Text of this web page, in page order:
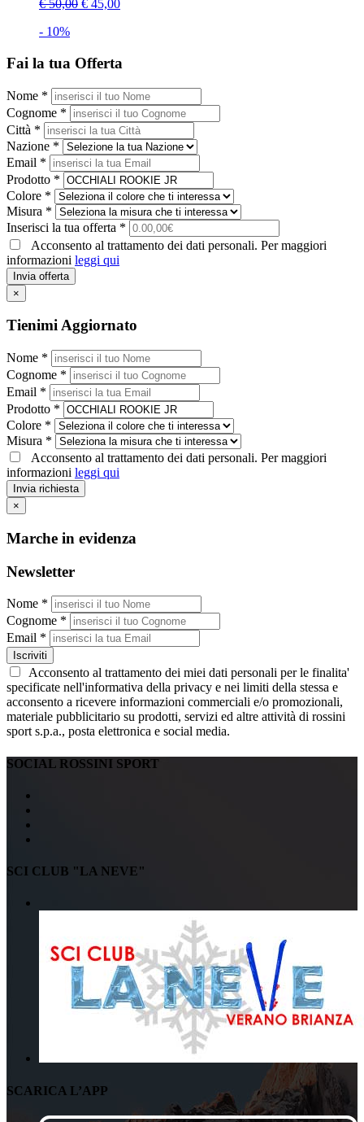
€ 50,00 € 45,00
- 10%
Fai la tua Offerta
Nome *
Cognome *
Città *
Nazione *
Email *
Prodotto *
Colore *
Misura *
Inserisci la tua offerta *
Acconsento al trattamento dei dati personali. Per maggiori
informazioni leggi qui
Invia offerta
×
Tienimi Aggiornato
Nome *
Cognome *
Email *
Prodotto *
Colore *
Misura *
Acconsento al trattamento dei dati personali. Per maggiori
informazioni leggi qui
Invia richiesta
×
Marche in evidenza
Newsletter
Nome *
Cognome *
Email *
Iscriviti
Acconsento al trattamento dei miei dati personali per le finalita'
specificate nell'informativa della privacy e nei limiti della stessa e
acconsento a ricevere informazioni commerciali e/o promozionali,
materiale pubblicitario su prodotti, servizi ed altre attività di rossini
sport s.p.a., posta elettronica e social media.
SOCIAL ROSSINI SPORT
SCI CLUB "LA NEVE"
SCARICA L’APP